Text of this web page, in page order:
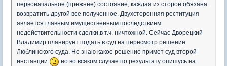
первоначальное (прежнее) состояние, каждая из сторон обязана
возвратить другой все полученное. Двухсторонняя реституция
является главным имущественным последствием
недействительности сделки,в т.ч. ничтожной. Сейчас Дворецкий
Владимир планирует подать в суд на пересмотр решение
Люблинского суда. Не знаю какое решение примет суд второй
инстанции
но во всяком случае по результату опишусь на